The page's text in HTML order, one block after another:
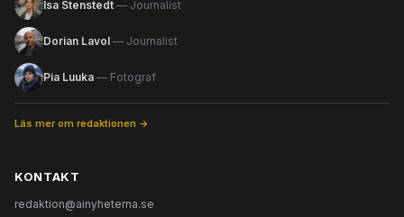
Isa Stenstedt — Journalist
Dorian Lavol — Journalist
Pia Luuka — Fotograf
Läs mer om redaktionen →
KONTAKT
redaktion@ainyheterna.se